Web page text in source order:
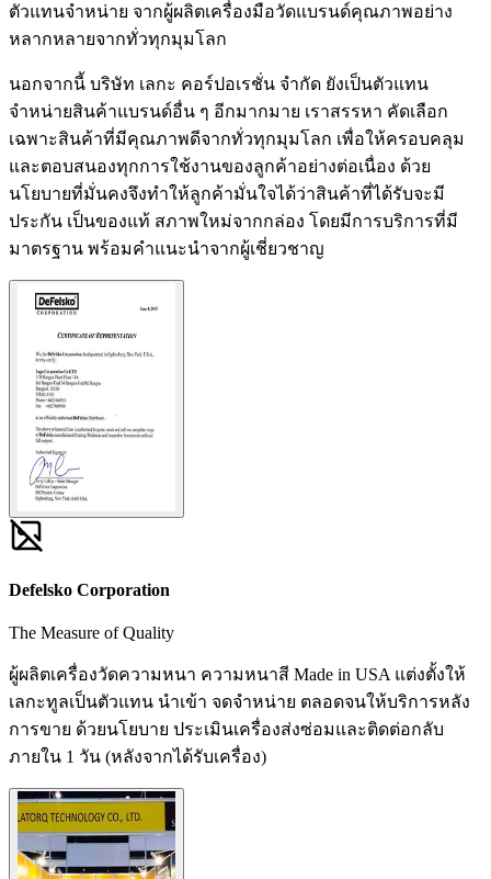
ตัวแทนจำหน่าย จากผู้ผลิตเครื่องมือวัดแบรนด์คุณภาพอย่าง
หลากหลายจากทั่วทุกมุมโลก
นอกจากนี้ บริษัท เลกะ คอร์ปอเรชั่น จำกัด ยังเป็นตัวแทน
จำหน่ายสินค้าแบรนด์อื่น ๆ อีกมากมาย เราสรรหา คัดเลือก
เฉพาะสินค้าที่มีคุณภาพดีจากทั่วทุกมุมโลก เพื่อให้ครอบคลุม
และตอบสนองทุกการใช้งานของลูกค้าอย่างต่อเนื่อง ด้วย
นโยบายที่มั่นคงจึงทำให้ลูกค้ามั่นใจได้ว่าสินค้าที่ได้รับจะมี
ประกัน เป็นของแท้ สภาพใหม่จากกล่อง โดยมีการบริการที่มี
มาตรฐาน พร้อมคำแนะนำจากผู้เชี่ยวชาญ
Defelsko Corporation
The Measure of Quality
ผู้ผลิตเครื่องวัดความหนา ความหนาสี Made in USA แต่งตั้งให้
เลกะทูลเป็นตัวแทน นำเข้า จดจำหน่าย ตลอดจนให้บริการหลัง
การขาย ด้วยนโยบาย ประเมินเครื่องส่งซ่อมและติดต่อกลับ
ภายใน 1 วัน (หลังจากได้รับเครื่อง)